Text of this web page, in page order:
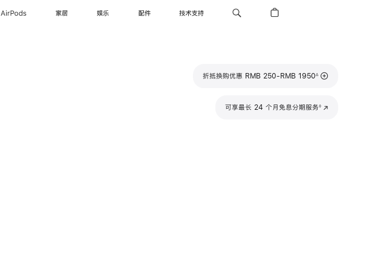
AirPods 家居 娱乐 配件 技术支持
折抵换购优惠 RMB 250-RMB 1950注
∆
可享最长 24 个月免息分期服务注
◊
(在